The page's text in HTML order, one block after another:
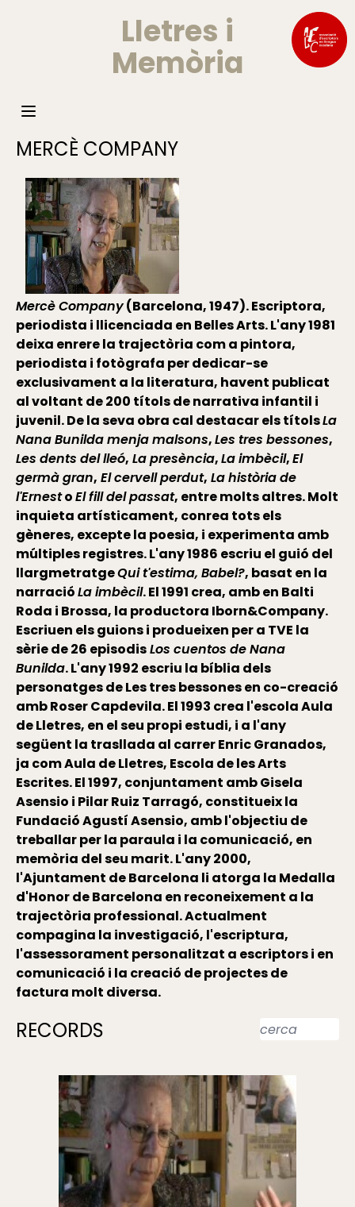
Lletres i
Memòria
MERCÈ COMPANY
Mercè Company(Barcelona, 1947). Escriptora,
periodista i llicenciada en Belles Arts. L'any 1981
deixa enrere la trajectòria com a pintora,
periodista i fotògrafa per dedicar-se
exclusivament a la literatura, havent publicat
al voltant de 200 títols de narrativa infantil i
juvenil. De la seva obra cal destacar els títolsLa
Nana Bunilda menja malsons,Les tres bessones,
Les dents del lleó, La presència,La imbècil,El
germà gran, El cervell perdut, La història de
l'ErnestoEl fill del passat, entre molts altres. Molt
inquieta artísticament, conrea tots els
gèneres, excepte la poesia, i experimenta amb
múltiples registres. L'any 1986 escriu el guió del
llargmetratgeQui t'estima, Babel?, basat en la
narracióLa imbècil. El 1991 crea, amb en Balti
Roda i Brossa, la productora Iborn&Company.
Escriuen els guions i produeixen per a TVE la
sèrie de 26 episodisLos cuentos de Nana
Bunilda. L'any 1992 escriu la bíblia dels
personatges de Les tres bessones en co-creació
amb Roser Capdevila. El 1993 crea l'escola Aula
de Lletres, en el seu propi estudi, i a l'any
següent la trasllada al carrer Enric Granados,
ja com Aula de Lletres, Escola de les Arts
Escrites. El 1997, conjuntament amb Gisela
Asensio i Pilar Ruiz Tarragó, constitueix la
Fundació Agustí Asensio, amb l'objectiu de
treballar per la paraula i la comunicació, en
memòria del seu marit. L'any 2000,
l'Ajuntament de Barcelona li atorga la Medalla
d'Honor de Barcelona en reconeixement a la
trajectòria professional. Actualment
compagina la investigació, l'escriptura,
l'assessorament personalitzat a escriptors i en
comunicació i la creació de projectes de
factura molt diversa.
RECORDS